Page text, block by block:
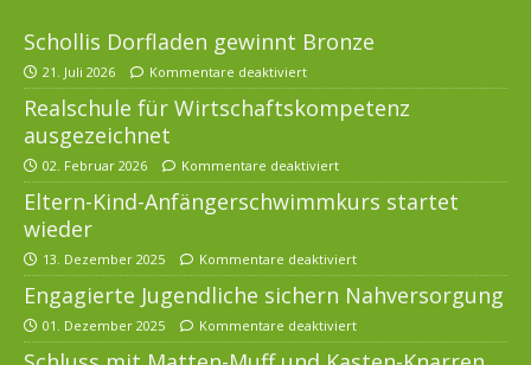
Schollis Dorfladen gewinnt Bronze
21. Juli 2026 Kommentare deaktiviert
Realschule für Wirtschaftskompetenz
ausgezeichnet
02. Februar 2026 Kommentare deaktiviert
Eltern-Kind-Anfängerschwimmkurs startet
wieder
13. Dezember 2025 Kommentare deaktiviert
Engagierte Jugendliche sichern Nahversorgung
01. Dezember 2025 Kommentare deaktiviert